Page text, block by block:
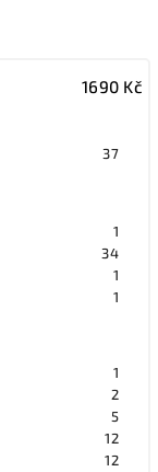
1690 Kč
37
1
34
1
1
1
2
5
12
12